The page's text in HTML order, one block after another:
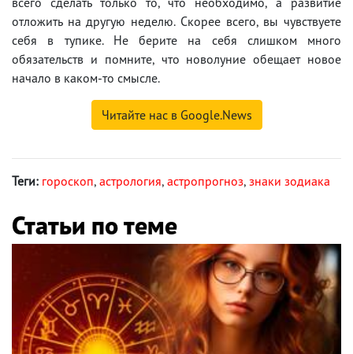
отложить на другую неделю. Скорее всего, вы чувствуете
себя в тупике. Не берите на себя слишком много
обязательств и помните, что новолуние обещает новое
начало в каком-то смысле.
Читайте нас в Google.News
Теги: гороскоп, астрология, астропрогноз, знаки зодиака
Статьи по теме